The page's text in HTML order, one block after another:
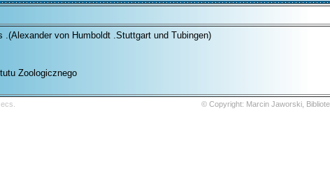
.(Alexander von Humboldt .Stuttgart und Tubingen)
Zoologicznego
© Copyright: Marcin Jaworski,